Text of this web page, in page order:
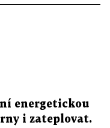
energetickou
i zateplovat.